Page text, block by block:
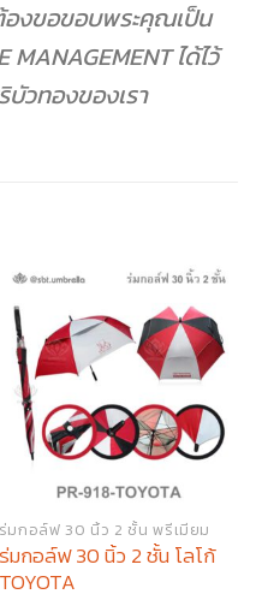
งขอขอบพระคุณเป็น
ได้ไว้
บัวทองของเรา
ร่มกอล์ฟ 30 นิ้ว 2 ชั้น พรีเมียม
ร่มกอล์ฟ 30 นิ้ว 2 ชั้น โลโก้
TOYOTA